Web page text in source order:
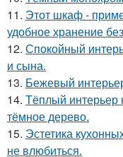
11. Этот шкаф -
удобное хранение
12. Спокойный
и сына.
13. Бежевый
14. Тёплый интерьер
тёмное дерево.
15. Эстетика
не влюбиться.